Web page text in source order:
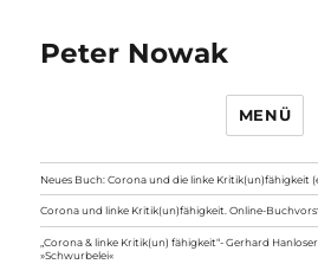
Peter Nowak
MENÜ
Neues Buch: Corona und die linke Kritik(un)fähigkeit
Corona und linke Kritik(un)fähigkeit. Online-
„Corona & linke Kritik(un) fähigkeit“- Gerhard
»Schwurbelei«